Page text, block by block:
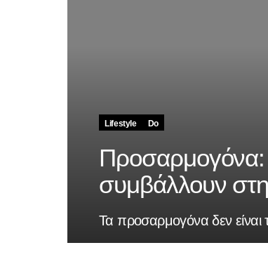
Lifestyle Do
Προσαρμογόνα:
συμβάλλουν
Τα προσαρμογόνα δεν είναι